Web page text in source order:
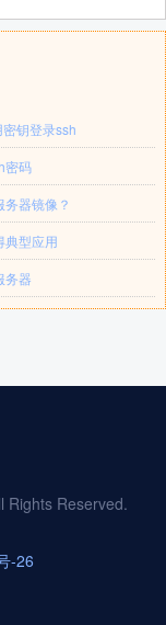
钥登录ssh
密码
器镜像？
典型应用
务器
Rights Reserved.
-26